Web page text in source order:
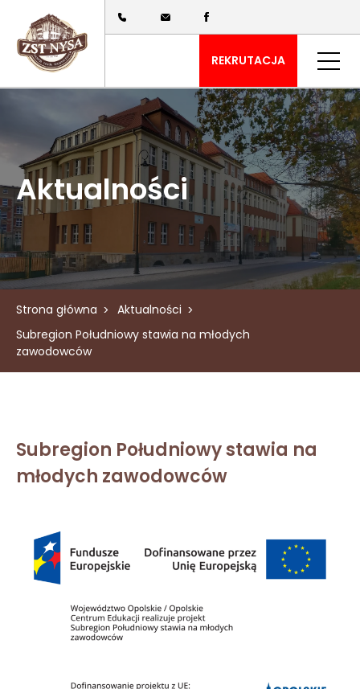
REKRUTACJA
Aktualności
Strona główna
Aktualności
Subregion Południowy stawia na młodych
zawodowców
Subregion Południowy stawia na
młodych zawodowców